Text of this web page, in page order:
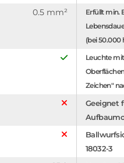
0.5 mm²
Erfüllt min.
(bei 50.000
Leuchte
Zeichen"
Geeignet
18032-3